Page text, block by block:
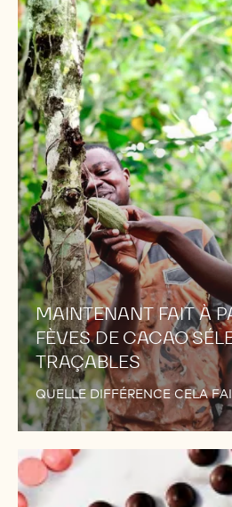
MAINTENANT FAIT À
FÈVES DE CACAO
TRAÇABLES
QUELLE DIFFÉRENCE CELA
MAINTENANT
FAIT
À
PARTIR
DE
FÈVES
DE
CACAO
SÉLECTIONNÉES
ET
TRAÇABLES
NOUS
NE
NOUS